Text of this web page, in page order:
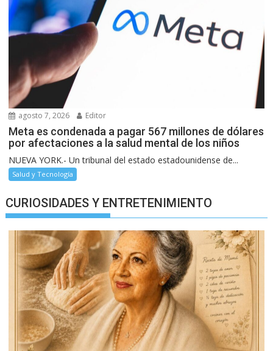
agosto 7, 2026 Editor
Meta es condenada a pagar 567 millones de dólares
por afectaciones a la salud mental de los niños
NUEVA YORK.- Un tribunal del estado estadounidense de...
Salud y Tecnología
CURIOSIDADES Y ENTRETENIMIENTO